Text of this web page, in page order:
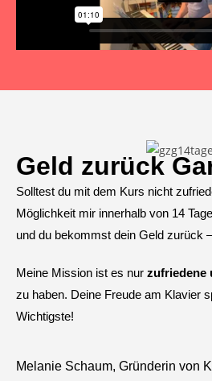
Geld zurück
Solltest du mit dem Kurs nicht
Möglichkeit mir innerhalb von 14
und du bekommst dein Geld zurück
Meine Mission ist es nur zufriedene
zu haben. Deine Freude am Klavier
Wichtigste!
Melanie Schaum, Gründerin von